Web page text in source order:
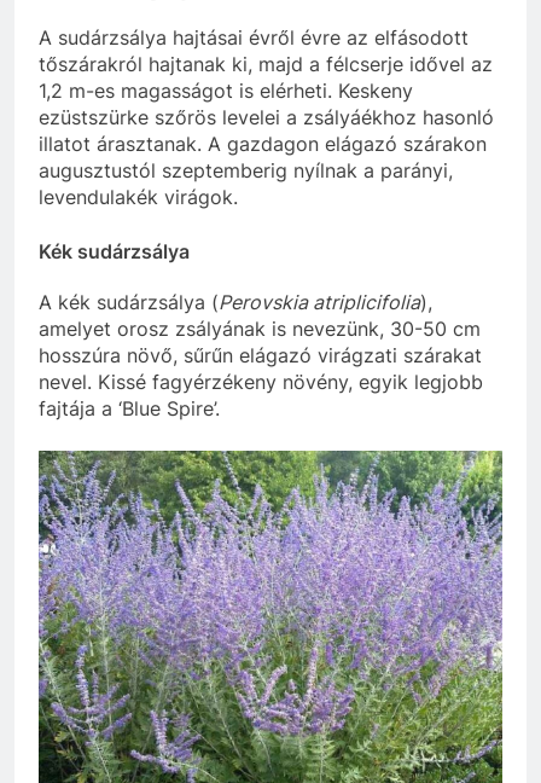
A sudárzsálya hajtásai évről évre az elfásodott
tőszárakról hajtanak ki, majd a félcserje idővel az
1,2 m-es magasságot is elérheti. Keskeny
ezüstszürke szőrös levelei a zsályáékhoz hasonló
illatot árasztanak. A gazdagon elágazó szárakon
augusztustól szeptemberig nyílnak a parányi,
levendulakék virágok.
Kék sudárzsálya
A kék sudárzsálya (Perovskia atriplicifolia),
amelyet orosz zsályának is nevezünk, 30-50 cm
hosszúra növő, sűrűn elágazó virágzati szárakat
nevel. Kissé fagyérzékeny növény, egyik legjobb
fajtája a ‘Blue Spire’.